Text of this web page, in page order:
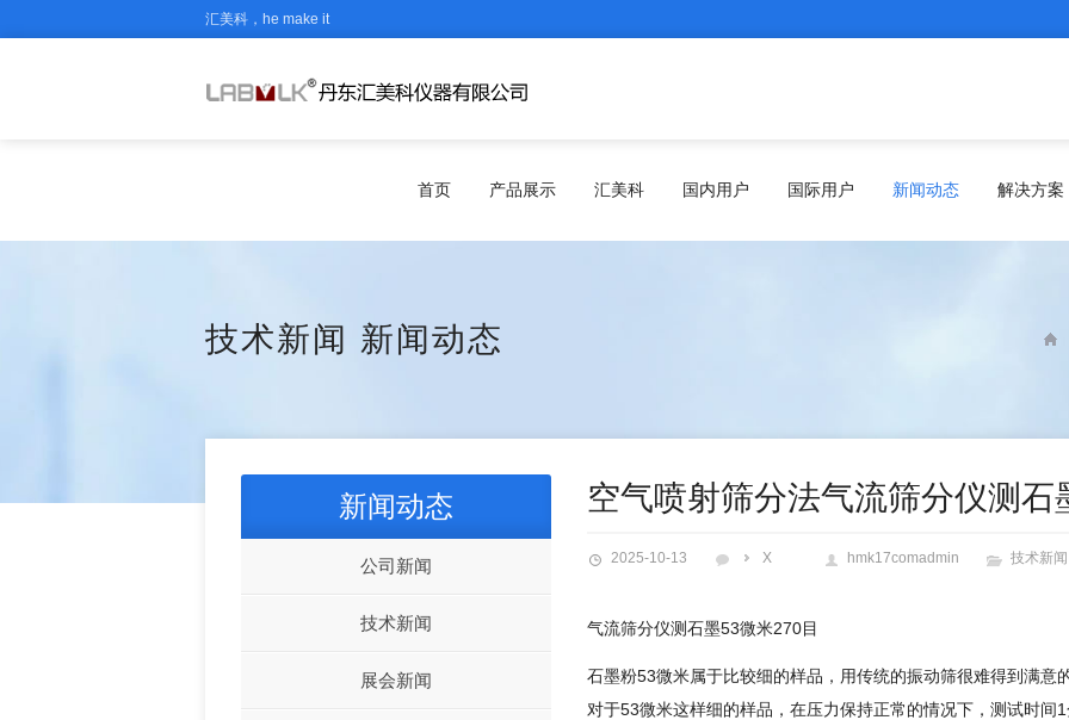
汇美科，he make it
首页 产品展示 汇美科 国内用户 国际用户 新闻动态 解决方案
技术新闻 新闻动态
空气喷射筛分法气流筛分仪测
2025-10-13 X hmk17comadmin 技术新闻
气流筛分仪测石墨53微米270目
石墨粉53微米属于比较细的样品，用传统的振动筛很难得到满意
对于53微米这样细的样品，在压力保持正常的情况下，测试时间
新闻动态
公司新闻
技术新闻
展会新闻